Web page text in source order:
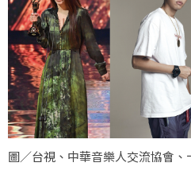
圖／台視、中華音樂人交流協會